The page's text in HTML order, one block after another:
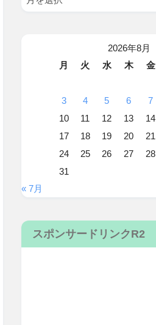
2026年8月
月
火 水 木 金
3
4 5 6 7
10
11 12 13 14
17
18 19 20 21
24
25 26 27 28
31
« 7月
スポンサードリンクR2